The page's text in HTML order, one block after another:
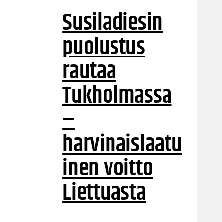
Susiladiesin
puolustus
rautaa
Tukholmassa
–
harvinaislaatu
inen voitto
Liettuasta